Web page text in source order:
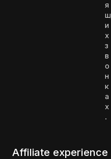
я
щ
и
х
з
в
о
н
к
а
х
.
Affiliate experience